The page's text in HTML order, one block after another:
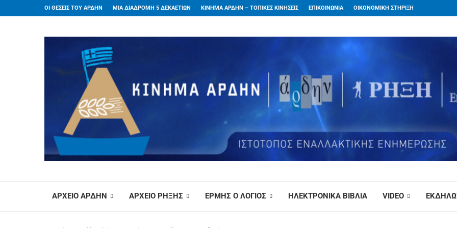
ΟΙ ΘΕΣΕΙΣ ΤΟΥ ΑΡΔΗΝ ΜΙΑ ΔΙΑΔΡΟΜΗ 5 ΔΕΚΑΕΤΙΩΝ ΚΙΝΗΜΑ ΑΡΔΗΝ – ΤΟΠΙΚΕΣ ΚΙΝΗΣΕΙΣ ΕΠΙΚΟΙΝΩΝΙΑ ΟΙΚΟΝΟΜΙΚΗ ΣΤΗΡΙΞΗ
ΑΡΧΕΙΟ ΑΡΔΗΝ ΑΡΧΕΙΟ ΡΗΞΗΣ ΕΡΜΗΣ Ο ΛΟΓΙΟΣ ΗΛΕΚΤΡΟΝΙΚΑ ΒΙΒΛΙΑ VIDEO